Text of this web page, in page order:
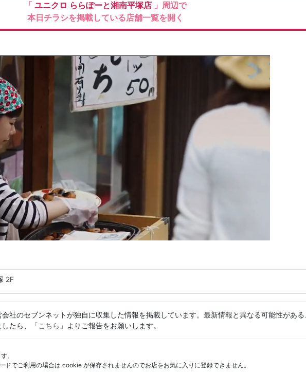
「 ユニクロ ららぽーと湘南平塚店 」周辺で
本日チラシを掲載している店舗一覧を開く
2F
社のセブンネットが独自に収集した情報を掲載しています。最新情報と異なる可能性があ
たら、「こちら 」よりご報告をお願いします。
。
でご利用の場合は cookie が保存されませんのでお店をお気に入りに登録できません。